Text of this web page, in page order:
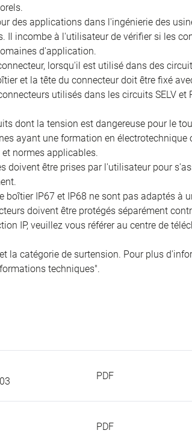
des applications dans l'ingénierie des
Il incombe à l'utilisateur de vérifier si les
d'application.
lorsqu'il est utilisé dans des
et la tête du connecteur doit être fixé
utilisés dans les circuits SELV et
dont la tension est dangereuse pour le
ayant une formation en électrotechnique
normes applicables.
doivent être prises par l'utilisateur pour
boîtier IP67 et IP68 ne sont pas adaptés à
doivent être protégés séparément
IP, veuillez vous référer au centre de
la catégorie de surtension. Pour plus
techniques".
PDF
PDF